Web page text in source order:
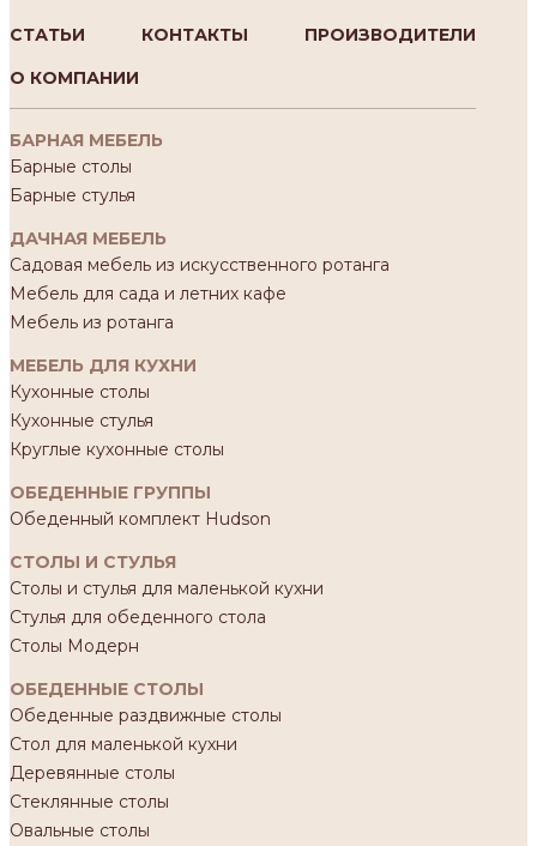
СТАТЬИ
КОНТАКТЫ
ПРОИЗВОДИТЕЛИ
О КОМПАНИИ
БАРНАЯ МЕБЕЛЬ
Барные столы
Барные стулья
ДАЧНАЯ МЕБЕЛЬ
Садовая мебель из искусственного ротанга
Мебель для сада и летних кафе
Мебель из ротанга
МЕБЕЛЬ ДЛЯ КУХНИ
Кухонные столы
Кухонные стулья
Круглые кухонные столы
ОБЕДЕННЫЕ ГРУППЫ
Обеденный комплект Hudson
СТОЛЫ И СТУЛЬЯ
Столы и стулья для маленькой кухни
Стулья для обеденного стола
Столы Модерн
ОБЕДЕННЫЕ СТОЛЫ
Обеденные раздвижные столы
Стол для маленькой кухни
Деревянные столы
Стеклянные столы
Овальные столы